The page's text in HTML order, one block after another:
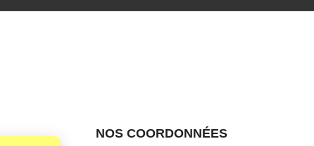
NOS COORDONNÉES